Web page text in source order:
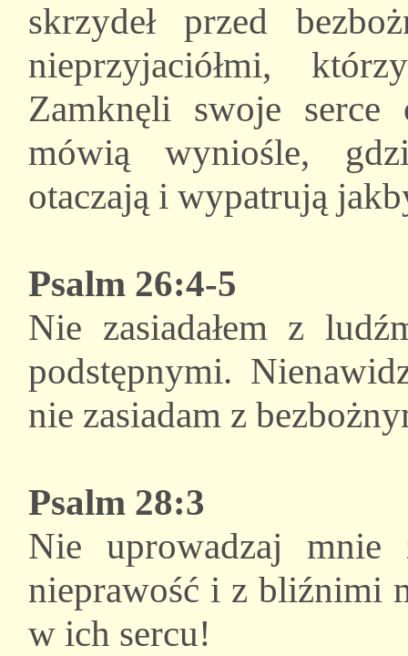
skrzydeł przed
nieprzyjaciółmi,
Zamknęli swoje serce
mówią wyniośle,
otaczają i wypatrują
Psalm 26:4-5
Nie zasiadałem z
podstępnymi.
nie zasiadam z
Psalm 28:3
Nie uprowadzaj mnie
nieprawość i z bliźnimi
w ich sercu!